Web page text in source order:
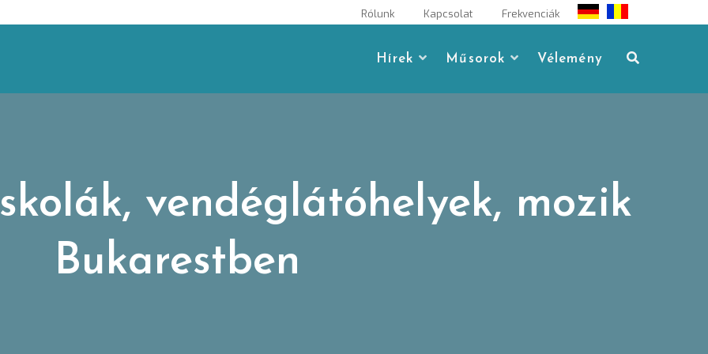
Rólunk Kapcsolat Frekvenciák
Hírek Műsorok Vélemény
vendéglátóhelyek, mozik
Bukarestben